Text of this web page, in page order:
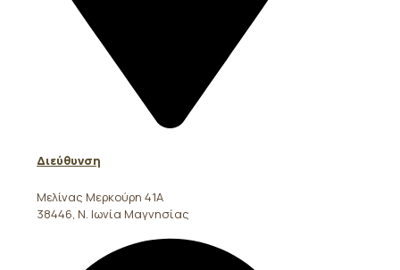
Διεύθυνση
Μελίνας Μερκούρη 41Α
38446, Ν. Ιωνία Μαγνησίας